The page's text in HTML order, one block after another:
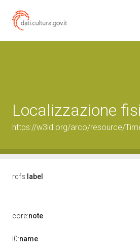
Localizzazione
https://w3id.org/arco/resource/
rdfs: label
core:note
l0:name